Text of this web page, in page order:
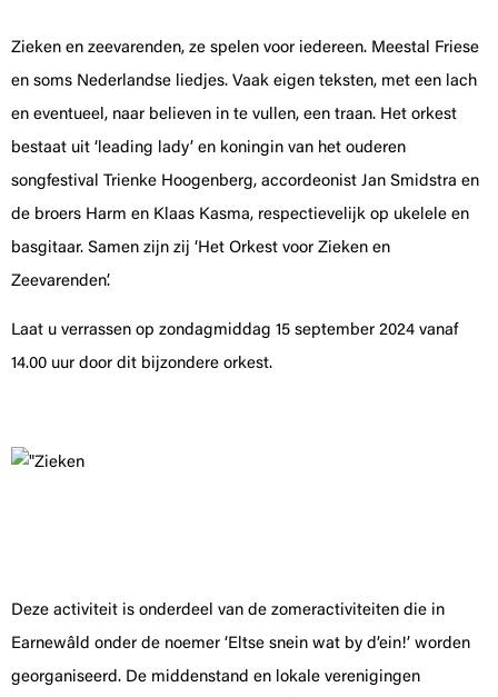
Zieken en zeevarenden, ze spelen voor iedereen. Meestal Friese
en soms Nederlandse liedjes. Vaak eigen teksten, met een lach
en eventueel, naar believen in te vullen, een traan. Het orkest
bestaat uit ‘leading lady’ en koningin van het ouderen
songfestival Trienke Hoogenberg, accordeonist Jan Smidstra en
de broers Harm en Klaas Kasma, respectievelijk op ukelele en
basgitaar. Samen zijn zij ‘Het Orkest voor Zieken en
Zeevarenden’.
Laat u verrassen op zondagmiddag 15 september 2024 vanaf
14.00 uur door dit bijzondere orkest.
Deze activiteit is onderdeel van de zomeractiviteiten die in
Earnewâld onder de noemer ‘Eltse snein wat by d’ein!’ worden
georganiseerd. De middenstand en lokale verenigingen